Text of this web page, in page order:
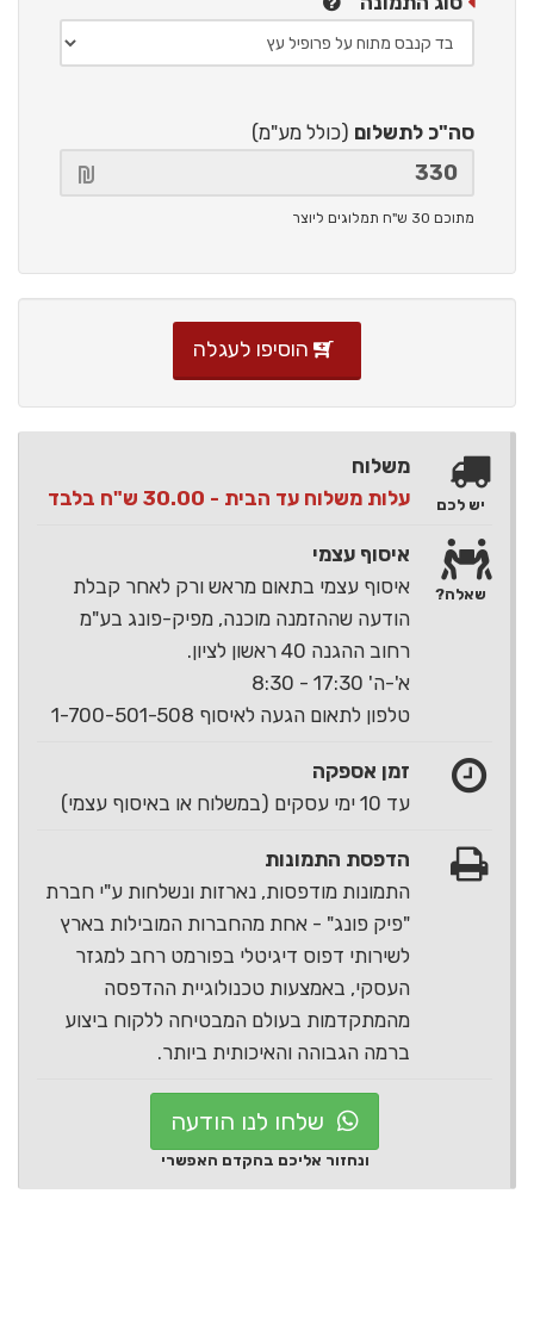
סה"כ לתשלום (כולל מע"מ)
מתוכם 30 ש"ח תמלוגים ליוצר
הוסיפו לעגלה
משלוח
עלות משלוח עד הבית - 30.00 ש"ח בלבד
איסוף עצמי
איסוף עצמי בתאום מראש ורק לאחר קבלת
הודעה שההזמנה מוכנה, מפיק-פונג בע"מ
רחוב ההגנה 40 ראשון לציון.
א'-ה' 17:30 - 8:30
טלפון לתאום הגעה לאיסוף 1-700-501-508
זמן אספקה
עד 10 ימי עסקים (במשלוח או באיסוף עצמי)
הדפסת התמונות
התמונות מודפסות, נארזות ונשלחות ע"י חברת
"פיק פונג" - אחת מהחברות המובילות בארץ
לשירותי דפוס דיגיטלי בפורמט רחב למגזר
העסקי, באמצעות טכנולוגיית ההדפסה
מהמתקדמות בעולם המבטיחה ללקוח ביצוע
ברמה הגבוהה והאיכותית ביותר.
יש לכם
שאלה?
שלחו לנו הודעה
ונחזור אליכם בהקדם האפשרי